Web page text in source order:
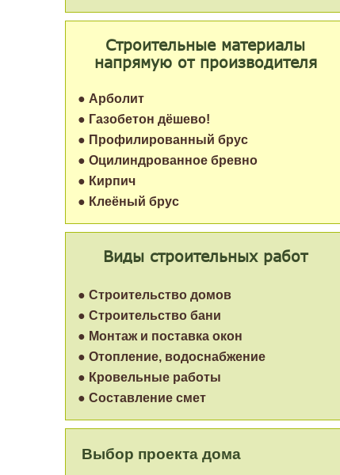
Виды строительных работ
● Строительство домов
● Строительство бани
● Монтаж и поставка окон
● Отопление, водоснабжение
● Кровельные работы
● Составление смет
Строительные материалы
напрямую от производителя
● Арболит
● Газобетон дёшево!
● Профилированный брус
● Оцилиндрованное бревно
● Кирпич
● Клеёный брус
Выбор проекта дома